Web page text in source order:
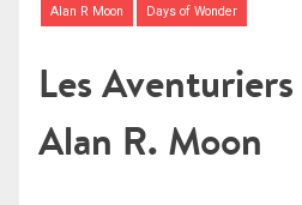
Alan R Moon Days of Wonder
Les
Alan R. Moon